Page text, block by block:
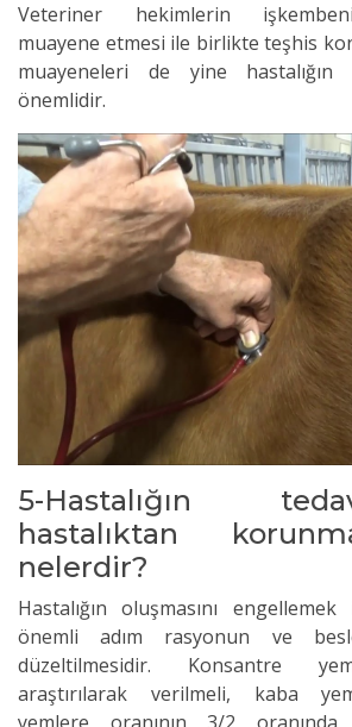
Veteriner hekimlerin
muayene etmesi ile birlikte teşhis
muayeneleri de yine hastalığın
önemlidir.
5-Hastalığın
hastalıktan
nelerdir?
Hastalığın oluşmasını
önemli adım rasyonun ve
düzeltilmesidir. Konsantre
araştırılarak verilmeli, kaba